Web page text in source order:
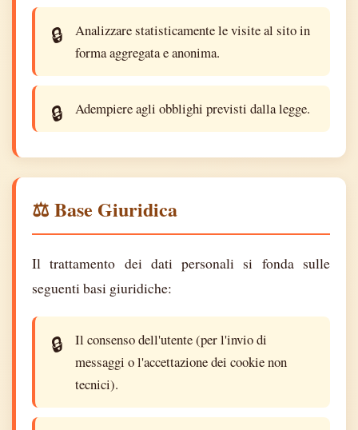
Analizzare statisticamente le visite al sito in
forma aggregata e anonima.
Adempiere agli obblighi previsti dalla legge.
⚖️ Base Giuridica
Il trattamento dei dati personali si fonda sulle
seguenti basi giuridiche:
Il consenso dell'utente (per l'invio di
messaggi o l'accettazione dei cookie non
tecnici).